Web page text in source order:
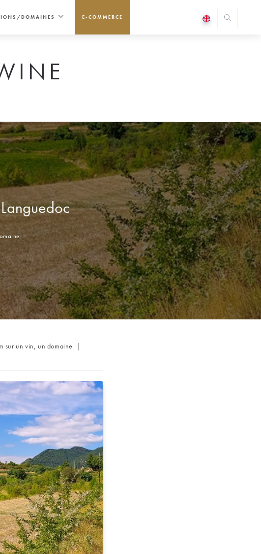
DOMAINES E-COMMERCE
sur un vin, un domaine